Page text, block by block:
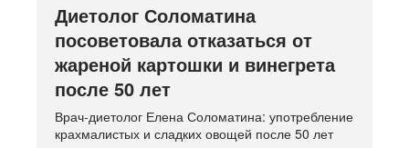
Диетолог Соломатина
посоветовала отказаться от
жареной картошки и винегрета
после 50 лет
Врач-диетолог Елена Соломатина: употребление
крахмалистых и сладких овощей после 50 лет